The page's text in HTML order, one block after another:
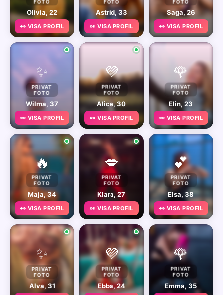
FOTO
Olivia, 22
👀 VISA PROFIL
FOTO
Astrid, 33
👀 VISA PROFIL
FOTO
Saga, 26
👀 VISA PROFIL
✨
PRIVAT
FOTO
Wilma, 37
👀 VISA PROFIL
💜
PRIVAT
FOTO
Alice, 30
👀 VISA PROFIL
🌹
PRIVAT
FOTO
Elin, 23
👀 VISA PROFIL
🔥
PRIVAT
FOTO
Maja, 34
👀 VISA PROFIL
💋
PRIVAT
FOTO
Klara, 27
👀 VISA PROFIL
💕
PRIVAT
FOTO
Elsa, 38
👀 VISA PROFIL
✨
PRIVAT
FOTO
Alva, 31
💜
PRIVAT
FOTO
Ebba, 24
🌹
PRIVAT
FOTO
Emma, 35